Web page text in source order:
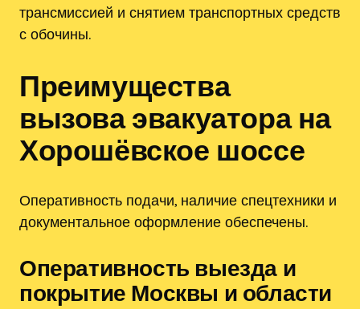
трансмиссией и снятием транспортных средств
с обочины.
Преимущества
вызова эвакуатора на
Хорошёвское шоссе
Оперативность подачи, наличие спецтехники и
документальное оформление обеспечены.
Оперативность выезда и
покрытие Москвы и области